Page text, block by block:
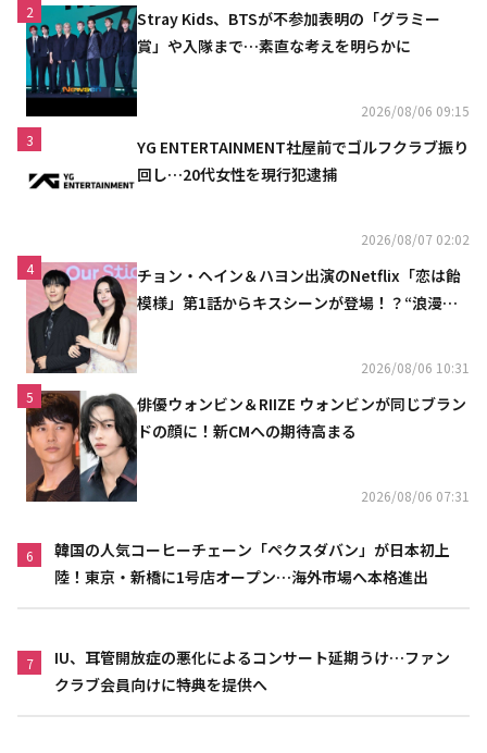
2
Stray Kids、BTSが不参加表明の「グラミー
賞」や入隊まで…素直な考えを明らかに
2026/08/06 09:15
3
YG ENTERTAINMENT社屋前でゴルフクラブ振り
回し…20代女性を現行犯逮捕
2026/08/07 02:02
4
チョン・ヘイン＆ハヨン出演のNetflix「恋は飴
模様」第1話からキスシーンが登場！？“浪漫と
2026/08/06 10:31
5
俳優ウォンビン＆RIIZE ウォンビンが同じブラン
ドの顔に！新CMへの期待高まる
2026/08/06 07:31
6
韓国の人気コーヒーチェーン「ペクスダバン」が日本初上
陸！東京・新橋に1号店オープン…海外市場へ本格進出
7
IU、耳管開放症の悪化によるコンサート延期うけ…ファン
クラブ会員向けに特典を提供へ